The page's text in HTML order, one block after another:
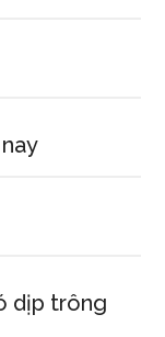
dịp trông